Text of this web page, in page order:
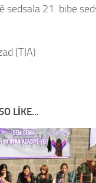
sedsala 21. bibe
(TJA)
LIKE...